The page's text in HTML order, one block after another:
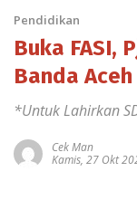
Pendidikan
Buka FASI,
Banda
*Untuk Lahirkan
Cek Man
Kamis, 27 Okt